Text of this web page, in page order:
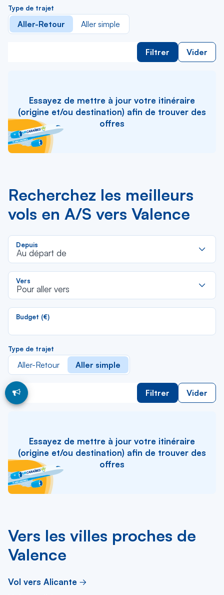
Type de trajet
Aller-Retour Aller simple
Filtrer Vider
Essayez de mettre à jour votre itinéraire
(origine et/ou destination) afin de trouver des
offres
Recherchez les meilleurs
vols en A/S vers Valence
Depuis
Au départ de
Vers
Pour aller vers
Budget (€)
Type de trajet
Aller-Retour Aller simple
Filtrer Vider
Essayez de mettre à jour votre itinéraire
(origine et/ou destination) afin de trouver des
offres
Vers les villes proches de
Valence
Vol vers Alicante